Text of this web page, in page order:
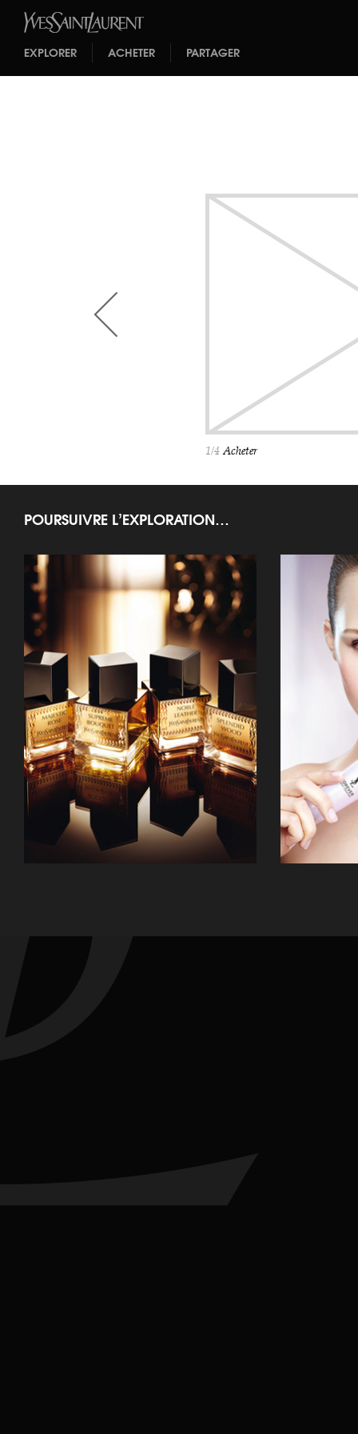
EXPLORER ACHETER PARTAGER
1/4Acheter
POURSUIVRE L’EXPLORATION…